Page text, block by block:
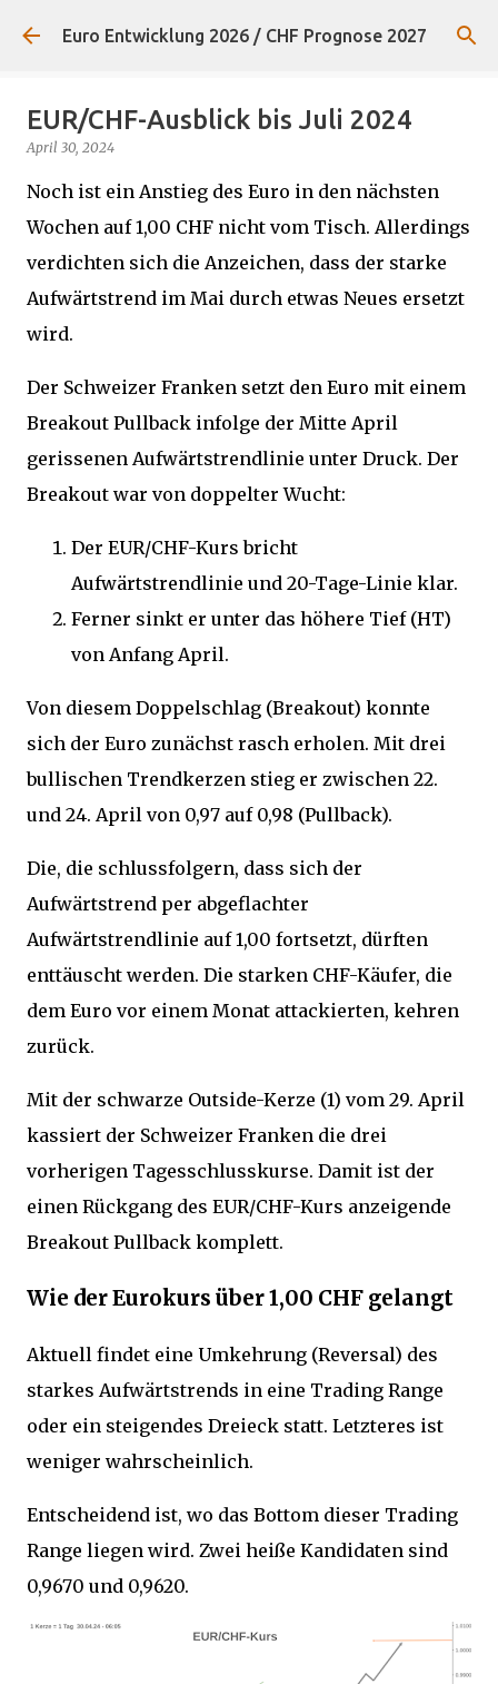
Direkt zum Hauptbereich
Euro Entwicklung 2026 / CHF Prognose 2027
EUR/CHF-Ausblick bis Juli 2024
April 30, 2024
Noch ist ein Anstieg des Euro in den nächsten
Wochen auf 1,00 CHF nicht vom Tisch. Allerdings
verdichten sich die Anzeichen, dass der starke
Aufwärtstrend im Mai durch etwas Neues ersetzt
wird.
Der Schweizer Franken setzt den Euro mit einem
Breakout Pullback infolge der Mitte April
gerissenen Aufwärtstrendlinie unter Druck. Der
Breakout war von doppelter Wucht:
Der EUR/CHF-Kurs bricht
Aufwärtstrendlinie und 20-Tage-Linie klar.
Ferner sinkt er unter das höhere Tief (HT)
von Anfang April.
Von diesem Doppelschlag (Breakout) konnte
sich der Euro zunächst rasch erholen. Mit drei
bullischen Trendkerzen stieg er zwischen 22.
und 24. April von 0,97 auf 0,98 (Pullback).
Die, die schlussfolgern, dass sich der
Aufwärtstrend per abgeflachter
Aufwärtstrendlinie auf 1,00 fortsetzt, dürften
enttäuscht werden. Die starken CHF-Käufer, die
dem Euro vor einem Monat attackierten, kehren
zurück.
Mit der schwarze Outside-Kerze (1) vom 29. April
kassiert der Schweizer Franken die drei
vorherigen Tagesschlusskurse. Damit ist der
einen Rückgang des EUR/CHF-Kurs anzeigende
Breakout Pullback komplett.
Wie der Eurokurs über 1,00 CHF gelangt
Aktuell findet eine Umkehrung (Reversal) des
starkes Aufwärtstrends in eine Trading Range
oder ein steigendes Dreieck statt. Letzteres ist
weniger wahrscheinlich.
Entscheidend ist, wo das Bottom dieser Trading
Range liegen wird. Zwei heiße Kandidaten sind
0,9670 und 0,9620.